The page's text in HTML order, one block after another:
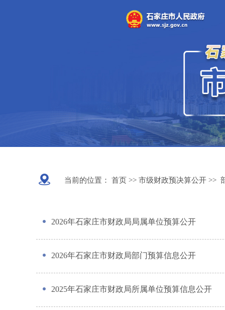
当前的位置： 首页 >> 市级财政预决算公开 >>
2026年石家庄市财政局局属单位预算公开
2026年石家庄市财政局部门预算信息公开
2025年石家庄市财政局所属单位预算信息公开